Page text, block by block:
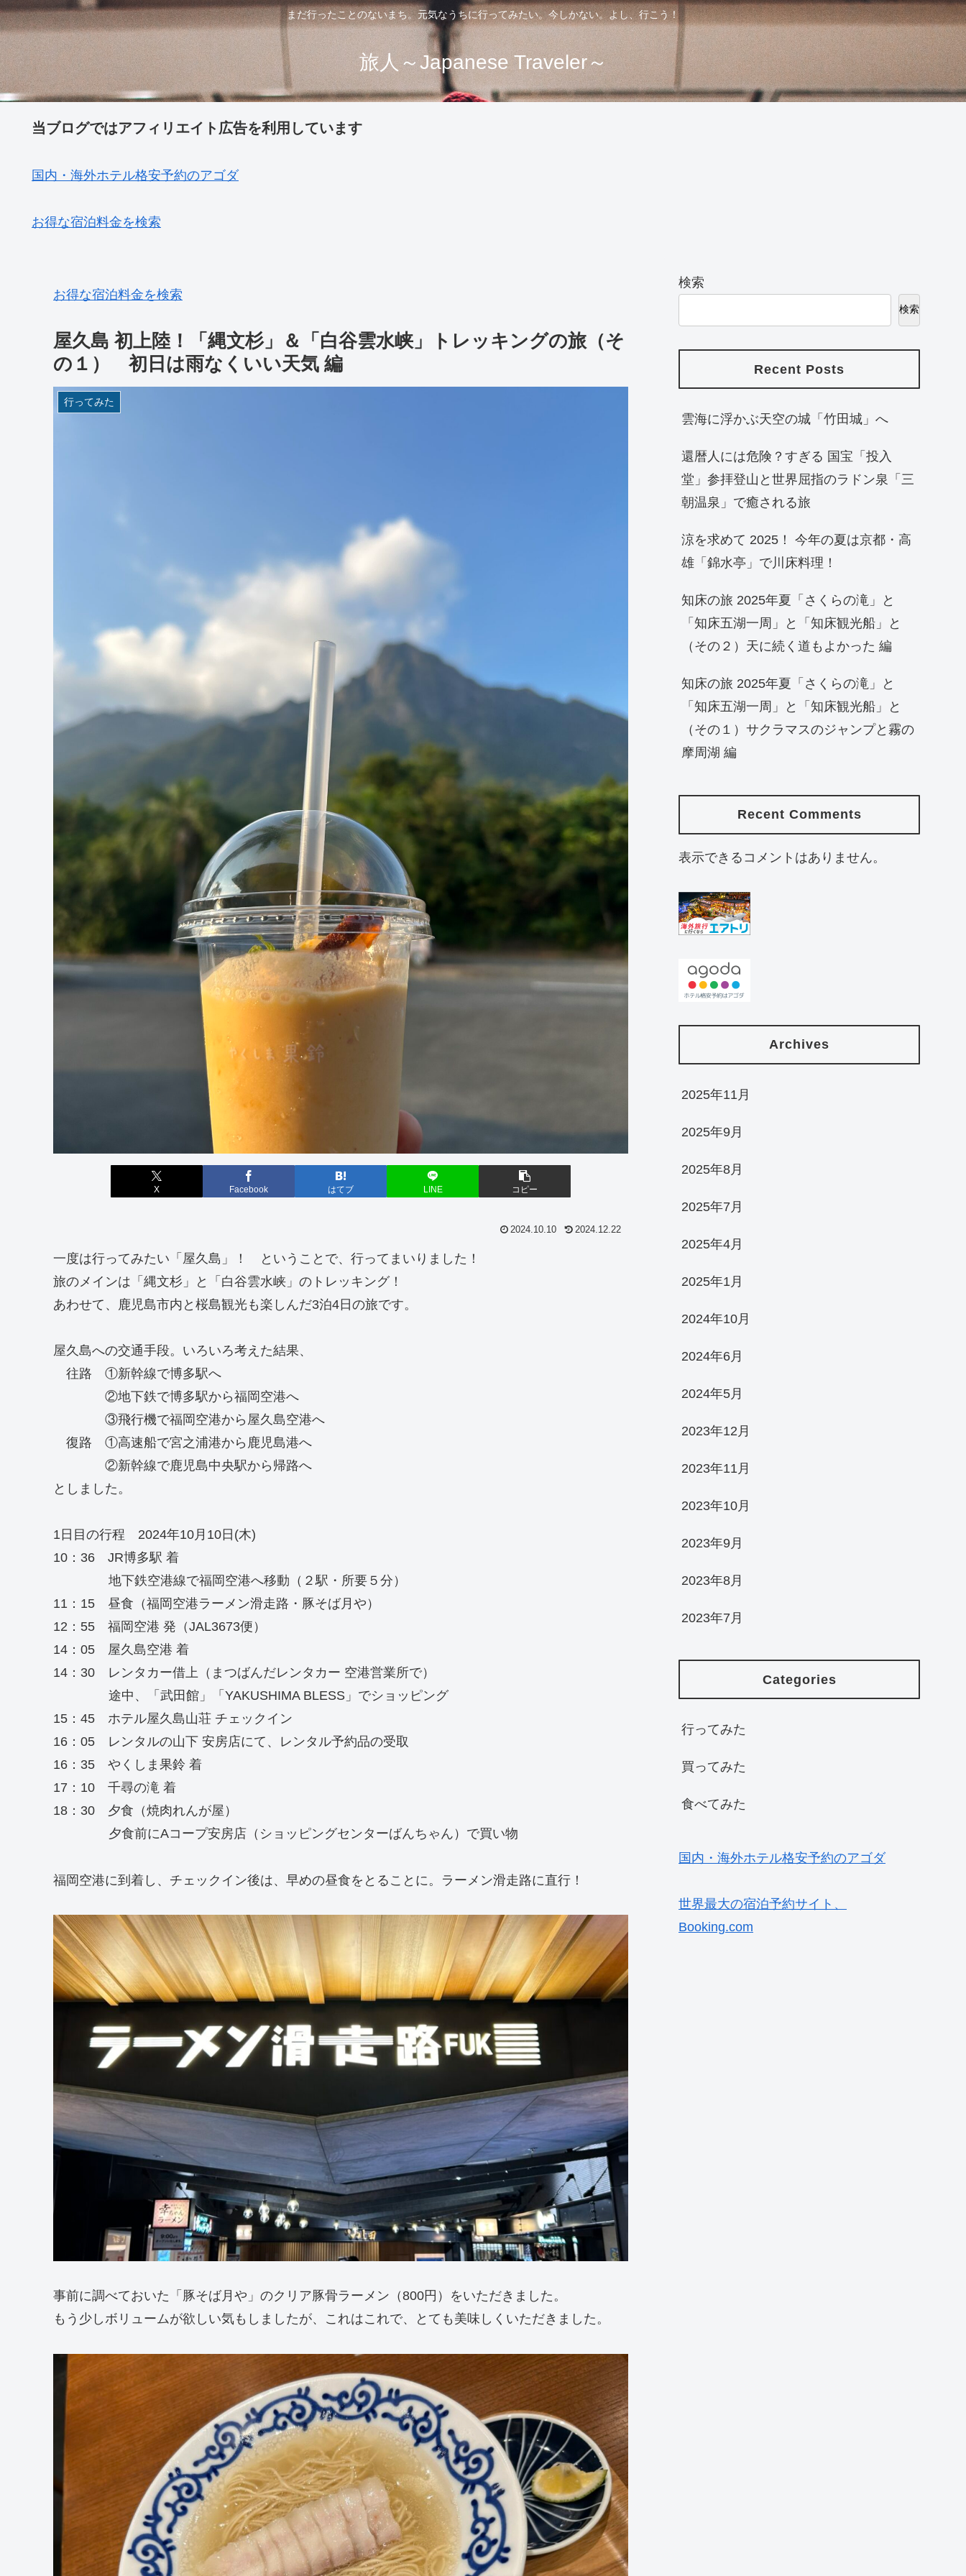
まだ行ったことのないまち。元気なうちに行ってみたい。今しかない。よし、行こう！
旅人～Japanese Traveler～
当ブログではアフィリエイト広告を利用しています
国内・海外ホテル格安予約のアゴダ
お得な宿泊料金を検索
お得な宿泊料金を検索
屋久島 初上陸！「縄文杉」＆「白谷雲水峡」トレッキングの旅（そ
の１） 初日は雨なくいい天気 編
行ってみた
X Facebook はてブ LINE コピー
2024.10.10 2024.12.22
一度は行ってみたい「屋久島」！ ということで、行ってまいりました！
旅のメインは「縄文杉」と「白谷雲水峡」のトレッキング！
あわせて、鹿児島市内と桜島観光も楽しんだ3泊4日の旅です。
屋久島への交通手段。いろいろ考えた結果、
往路 ①新幹線で博多駅へ
②地下鉄で博多駅から福岡空港へ
③飛行機で福岡空港から屋久島空港へ
復路 ①高速船で宮之浦港から鹿児島港へ
②新幹線で鹿児島中央駅から帰路へ
としました。
1日目の行程 2024年10月10日(木)
10：36 JR博多駅 着
地下鉄空港線で福岡空港へ移動（２駅・所要５分）
11：15 昼食（福岡空港ラーメン滑走路・豚そば月や）
12：55 福岡空港 発（JAL3673便）
14：05 屋久島空港 着
14：30 レンタカー借上（まつばんだレンタカー 空港営業所で）
途中、「武田館」「YAKUSHIMA BLESS」でショッピング
15：45 ホテル屋久島山荘 チェックイン
16：05 レンタルの山下 安房店にて、レンタル予約品の受取
16：35 やくしま果鈴 着
17：10 千尋の滝 着
18：30 夕食（焼肉れんが屋）
夕食前にAコープ安房店（ショッピングセンターばんちゃん）で買い物
福岡空港に到着し、チェックイン後は、早めの昼食をとることに。ラーメン滑走路に直行！
事前に調べておいた「豚そば月や」のクリア豚骨ラーメン（800円）をいただきました。
もう少しボリュームが欲しい気もしましたが、これはこれで、とても美味しくいただきました。
検索
検索
Recent Posts
雲海に浮かぶ天空の城「竹田城」へ
還暦人には危険？すぎる 国宝「投入
堂」参拝登山と世界屈指のラドン泉「三
朝温泉」で癒される旅
涼を求めて 2025！ 今年の夏は京都・高
雄「錦水亭」で川床料理！
知床の旅 2025年夏「さくらの滝」と
「知床五湖一周」と「知床観光船」と
（その２）天に続く道もよかった 編
知床の旅 2025年夏「さくらの滝」と
「知床五湖一周」と「知床観光船」と
（その１）サクラマスのジャンプと霧の
摩周湖 編
Recent Comments
表示できるコメントはありません。
Archives
2025年11月
2025年9月
2025年8月
2025年7月
2025年4月
2025年1月
2024年10月
2024年6月
2024年5月
2023年12月
2023年11月
2023年10月
2023年9月
2023年8月
2023年7月
Categories
行ってみた
買ってみた
食べてみた
国内・海外ホテル格安予約のアゴダ
世界最大の宿泊予約サイト、
Booking.com